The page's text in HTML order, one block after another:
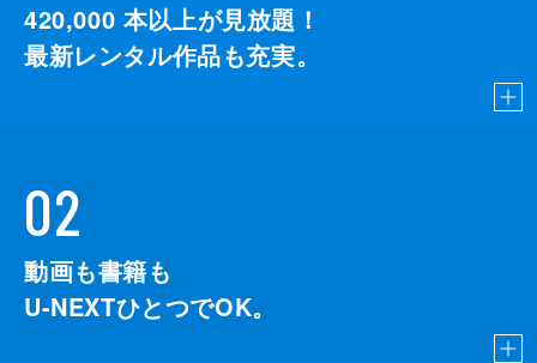
420,000 本以上が見放題！
最新レンタル作品も充実。
02
動画も書籍も
U-NEXTひとつでOK。